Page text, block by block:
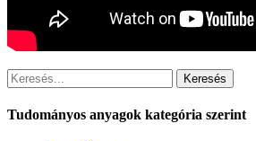
Keresés
Tudományos anyagok kategória szerint